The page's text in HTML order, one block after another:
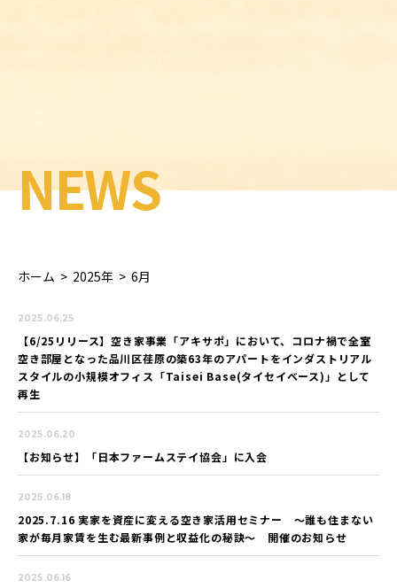
NEWS
ホーム > 2025年 > 6月
2025.06.25
【6/25リリース】空き家事業「アキサポ」において、コロナ禍で全室
空き部屋となった品川区荏原の築63年のアパートをインダストリアル
スタイルの小規模オフィス「Taisei Base(タイセイベース)」として
再生
2025.06.20
【お知らせ】「日本ファームステイ協会」に入会
2025.06.18
2025.7.16 実家を資産に変える空き家活用セミナー 〜誰も住まない
家が毎月家賃を生む最新事例と収益化の秘訣〜 開催のお知らせ
2025.06.16